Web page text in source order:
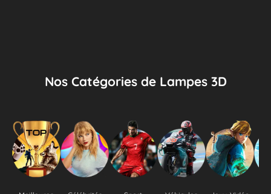
Nos Catégories de Lampes 3D